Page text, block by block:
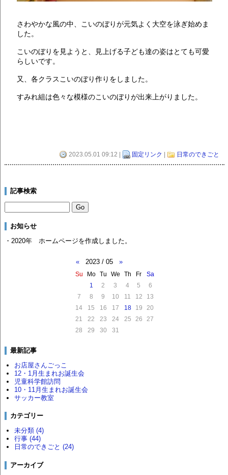
さわやかな風の中、こいのぼりが元気よく大空を泳ぎ始めま
した。
こいのぼりを見ようと、見上げる子ども達の姿はとても可愛
らしいです。
又、各クラスこいのぼり作りをしました。
すみれ組は色々な模様のこいのぼりが出来上がりました。
2023.05.01 09:12 | 固定リンク | 日常のできごと
記事検索
お知らせ
・2020年 ホームページを作成しました。
« 2023 / 05 »
Su Mo Tu We Th Fr
Sa
1
2 3 4 5
6
7
8 9 10 11 12
13
14
15 16 17 18 19
20
21
22 23 24 25 26
27
28
29 30 31
最新記事
お店屋さんごっこ
12・1月生まれお誕生会
児童科学館訪問
10・11月生まれお誕生会
サッカー教室
カテゴリー
未分類 (4)
行事 (44)
日常のできごと (24)
アーカイブ